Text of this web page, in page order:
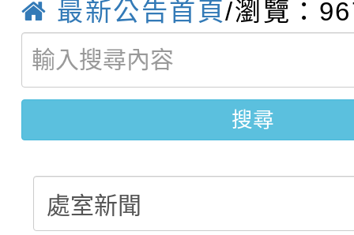
城市手牽手，綠能透明
畫影片一案
轉知：「115學年度全
劇比賽實施要點」及修
轉知：桃園市115年度
敬師藝文競賽』實施計
【甄選結果(第11招)】
學年度第1學期第7次代
結果(第11招)
學年度第1學期第9次代
最新公告首頁/瀏覽：
搜尋